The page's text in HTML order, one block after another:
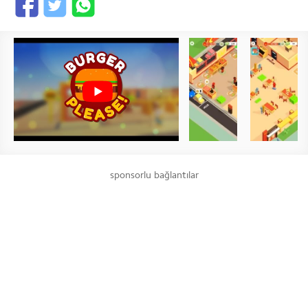
sponsorlu bağlantılar